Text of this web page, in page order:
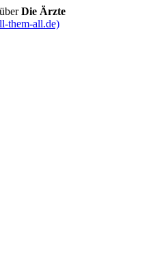
Die Ärzte
them-all.de)